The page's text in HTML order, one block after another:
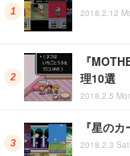
2018.2.12
『
理10選
2018.2.5
『星の
2018.2.3